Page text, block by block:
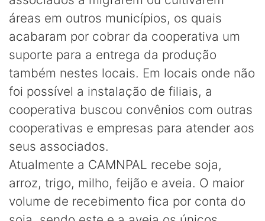
áreas em outros municípios, os quais
acabaram por cobrar da cooperativa um
suporte para a entrega da produção
também nestes locais. Em locais onde não
foi possível a instalação de filiais, a
cooperativa buscou convênios com outras
cooperativas e empresas para atender aos
seus associados.
Atualmente a CAMNPAL recebe soja,
arroz, trigo, milho, feijão e aveia. O maior
volume de recebimento fica por conta do